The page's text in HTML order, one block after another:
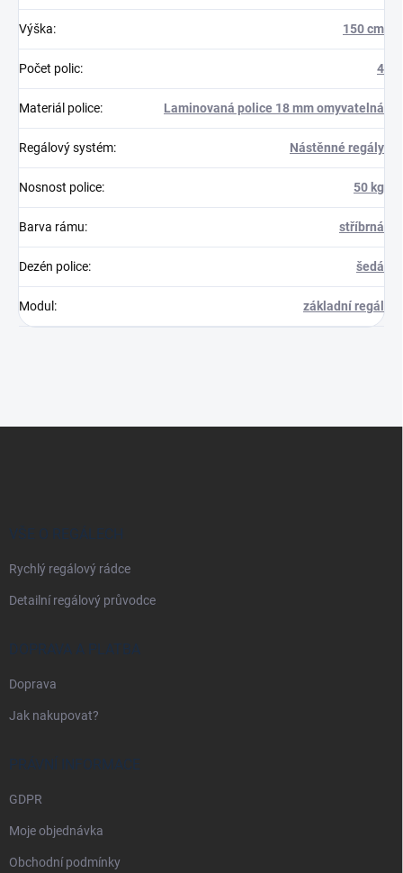
Výška: 150 cm
Počet polic: 4
Materiál police: Laminovaná police 18 mm omyvatelná
Regálový systém: Nástěnné regály
Nosnost police: 50 kg
Barva rámu: stříbrná
Dezén police: šedá
Modul : základní regál
VŠE O REGÁLECH
Rychlý regálový rádce
Detailní regálový průvodce
DOPRAVA A PLATBA
Doprava
Jak nakupovat?
PRÁVNÍ INFORMACE
GDPR
Moje objednávka
Obchodní podmínky